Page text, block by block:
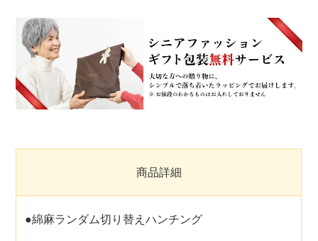
商品詳細
●綿麻ランダム切り替えハンチング